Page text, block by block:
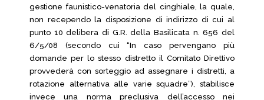
gestione faunistico-venatoria del cinghiale, la quale,
non recependo la disposizione di indirizzo di cui al
punto 10 delibera di G.R. della Basilicata n. 656 del
6/5/08 (secondo cui “In caso pervengano più
domande per lo stesso distretto il Comitato Direttivo
provvederà con sorteggio ad assegnare i distretti, a
rotazione alternativa alle varie squadre”), stabilisce
invece una norma preclusiva dell’accesso nei